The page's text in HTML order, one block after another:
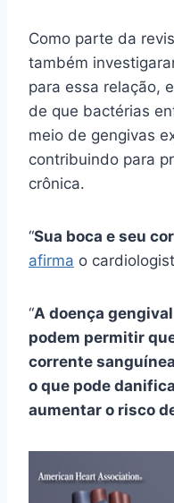
Como parte da
também
para essa relação,
de que bactérias
meio de gengivas
contribuindo para
crônica.
“Sua boca e seu
afirma o
“A doença
podem permitir
corrente
o que pode
aumentar o risco